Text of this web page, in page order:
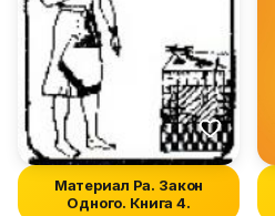
Материал Ра. Закон
Одного. Книга 4.